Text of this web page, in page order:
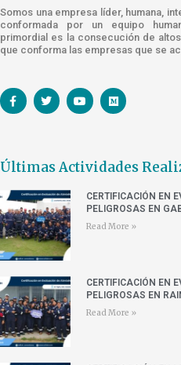
Somos una empresa líder, humana,
conformada por un equipo
primordial es la consecución de
que conforma las empresas que se
Últimas Actividades
CERTIFICACIÓN EN
PELIGROSAS EN
Read More »
CERTIFICACIÓN EN
PELIGROSAS EN
Read More »